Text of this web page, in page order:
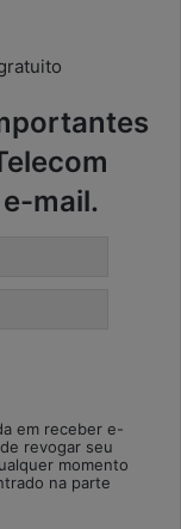
mail.
em receber e-
revogar seu
momento
na parte